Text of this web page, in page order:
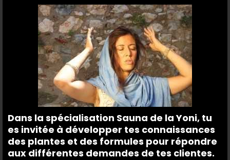
Dans la spécialisation Sauna de la Yoni, tu
es invitée à développer tes connaissances
des plantes et des formules pour répondre
aux différentes demandes de tes clientes.